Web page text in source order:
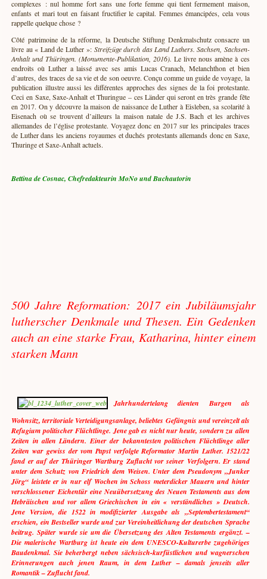
complexes : nul homme fort sans une forte femme qui tient fermement maison,
enfants et mari tout en faisant fructifier le capital. Femmes émancipées, cela vous
rappelle quelque chose ?
Côté patrimoine de la réforme, la Deutsche Stiftung Denkmalschutz consacre un
livre au « Land de Luther »:Streifzüge durch das Land Luthers. Sachsen, Sachsen-
Anhalt und Thüringen. (Monumente-Publikation, 2016). Le livre nous amène à ces
endroits où Luther a laissé avec ses amis Lucas Cranach, Melanchthon et bien
d’autres, des traces de sa vie et de son oeuvre. Conçu comme un guide de voyage, la
publication illustre aussi les différentes approches des signes de la foi protestante.
Ceci en Saxe, Saxe-Anhalt et Thuringue – ces Länder qui seront en très grande fête
en 2017. On y découvre la maison de naissance de Luther à Eisleben, sa scolarité à
Eisenach où se trouvent d’ailleurs la maison natale de J.S. Bach et les archives
allemandes de l’église protestante. Voyagez donc en 2017 sur les principales traces
de Luther dans les anciens royaumes et duchés protestants allemands donc en Saxe,
Thuringe et Saxe-Anhalt actuels.
Bettina de Cosnac, Chefredakteurin MoNo und Buchautorin
500 Jahre Reformation: 2017 ein Jubiläumsjahr
lutherscher Denkmale und Thesen. Ein Gedenken
auch an eine starke Frau, Katharina, hinter einem
starken Mann
Jahrhundertelang dienten Burgen als
Wohnsitz, territoriale Verteidigungsanlage, beliebtes Gefängnis und vereinzelt als
Refugium politischer Flüchtlinge. Jene gab es nicht nur heute, sondern zu allen
Zeiten in allen Ländern. Einer der bekanntesten politischen Flüchtlinge aller
Zeiten war gewiss der vom Papst verfolgte Reformator Martin Luther. 1521/22
fand er auf der Thüringer Wartburg Zuflucht vor seiner Verfolgern. Er stand
unter dem Schutz von Friedrich dem Weisen. Unter dem Pseudonym „Junker
Jörg“ leistete er in nur elf Wochen im Schoss meterdicker Mauern und hinter
verschlossener Eichentür eine Neuübersetzung des Neuen Testaments aus dem
Hebräischen und vor allem Griechischen in ein « verständliches » Deutsch.
Jene Version, die 1522 in modifizierter Ausgabe als „Septembertestament“
erschien, ein Bestseller wurde und zur Vereinheitlichung der deutschen Sprache
beitrug. Später wurde sie um die Übersetzung des Alten Testaments ergänzt. –
Die malerische Wartburg ist heute ein dem UNESCO-Kulturerbe zugehöriges
Baudenkmal. Sie beherbergt neben sächsisch-kurfüstlichen und wagnerschen
Erinnerungen auch jenen Raum, in dem Luther – damals jenseits aller
Romantik – Zuflucht fand.